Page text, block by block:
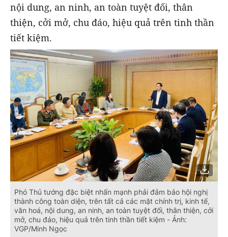
nội dung, an ninh, an toàn tuyệt đối, thân
thiện, cởi mở, chu đáo, hiệu quả trên tinh thần
tiết kiệm.
Phó Thủ tướng đặc biệt nhấn mạnh phải đảm bảo hội nghị
thành công toàn diện, trên tất cả các mặt chính trị, kinh tế,
văn hoá, nội dung, an ninh, an toàn tuyệt đối, thân thiện, cởi
mở, chu đáo, hiệu quả trên tinh thần tiết kiệm - Ảnh:
VGP/Minh Ngọc